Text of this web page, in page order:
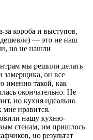
за короба и выступов,
— это не наш
но не нашли
мы решили делать
замерщика, он все
именно такой, как
окончательно. Не
но кухня идеально
мне нравится.
нашу кухню-
стенам, им пришлось
но результат